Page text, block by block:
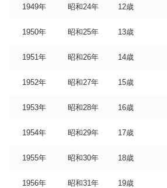
1949年 昭和24年 12歳
1950年 昭和25年 13歳
1951年 昭和26年 14歳
1952年 昭和27年 15歳
1953年 昭和28年 16歳
1954年 昭和29年 17歳
1955年 昭和30年 18歳
1956年 昭和31年 19歳